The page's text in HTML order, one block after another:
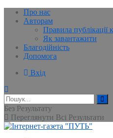
Про нас
Авторам
Правила публікації
Як завантажити
Благодійність
Допомога
Вхід
Без Результату
Переглянути Всі Результати